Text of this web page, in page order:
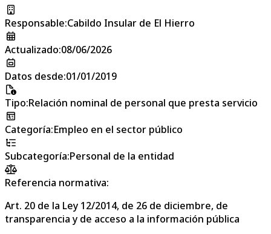
Responsable:Cabildo Insular de El Hierro
Actualizado:08/06/2026
Datos desde:01/01/2019
Tipo:Relación nominal de personal que presta servicio
Categoría:Empleo en el sector público
Subcategoría:Personal de la entidad
Referencia normativa:
Art. 20 de la Ley 12/2014, de 26 de diciembre, de
transparencia y de acceso a la información pública